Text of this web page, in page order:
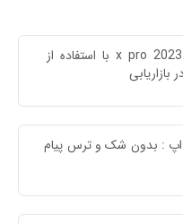
تبلیغ کیا اسپورتیج x pro 2023 با استفاده از
اپ : بدون شک و ترس پیام